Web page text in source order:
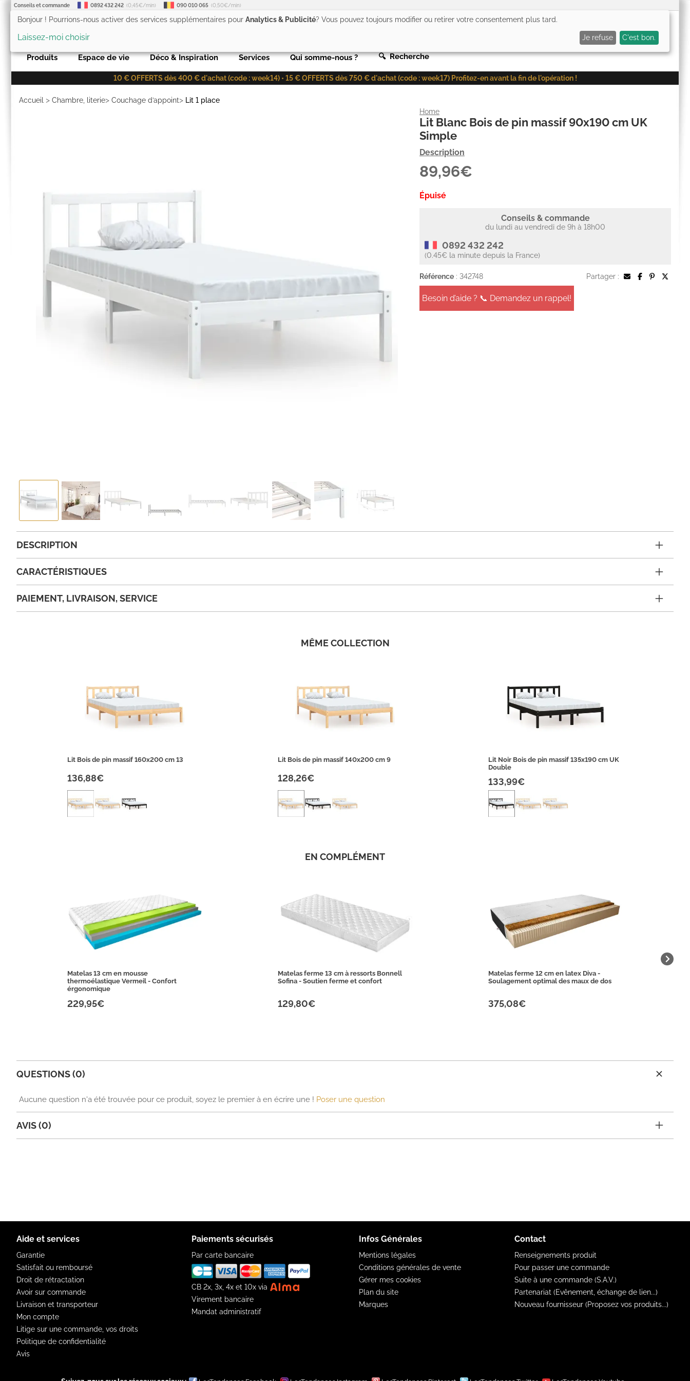
Conseils et commande 0892 432 242 (0,45€/min) 090 010 065 (0,50€/min)
0) Mon panier (0
Produits Espace de vie Déco & Inspiration Services Qui somme-nous ? 🔍 Recherche
10 € OFFERTS dès 400 € d'achat (code : week14) • 15 € OFFERTS dès 750 € d'achat (code : week17) Profitez-en avant la fin de l'opération !
Accueil > Chambre, literie> Couchage d’appoint> Lit 1 place
Home
Lit Blanc Bois de pin massif 90x190 cm UK
Simple
Description
89,96€
Épuisé
Conseils & commande
du lundi au vendredi de 9h à 18h00
0892 432 242
(0.45€ la minute depuis la France)
Référence : 342748 Partager :
Besoin d’aide ? 📞 Demandez un rappel!
DESCRIPTION
CARACTÉRISTIQUES
PAIEMENT, LIVRAISON, SERVICE
MÊME COLLECTION
Lit Bois de pin massif 160x200 cm 13
136,88€
Lit Bois de pin massif 140x200 cm 9
128,26€
Lit Noir Bois de pin massif 135x190 cm UK
Double
133,99€
EN COMPLÉMENT
Matelas 13 cm en mousse
thermoélastique Vermeil - Confort
érgonomique
229,95€
Matelas ferme 13 cm à ressorts Bonnell
Sofina - Soutien ferme et confort
129,80€
Matelas ferme 12 cm en latex Diva -
Soulagement optimal des maux de dos
375,08€
QUESTIONS (0)
Aucune question n'a été trouvée pour ce produit, soyez le premier à en écrire une ! Poser une question
AVIS (0)
Aide et services
Garantie
Satisfait ou remboursé
Droit de rétractation
Avoir sur commande
Livraison et transporteur
Mon compte
Litige sur une commande, vos droits
Politique de confidentialité
Avis
Paiements sécurisés
Par carte bancaire
CB 2x, 3x, 4x et 10x via
Virement bancaire
Mandat administratif
Infos Générales
Mentions légales
Conditions générales de vente
Gérer mes cookies
Plan du site
Marques
Contact
Renseignements produit
Pour passer une commande
Suite à une commande (S.A.V.)
Partenariat (Evênement, échange de lien...)
Nouveau fournisseur (Proposez vos produits...)
Bonjour ! Pourrions-nous activer des services supplémentaires pour Analytics & Publicité? Vous pouvez toujours modifier ou retirer votre consentement plus tard.
Laissez-moi choisir Je refuse C'est bon.